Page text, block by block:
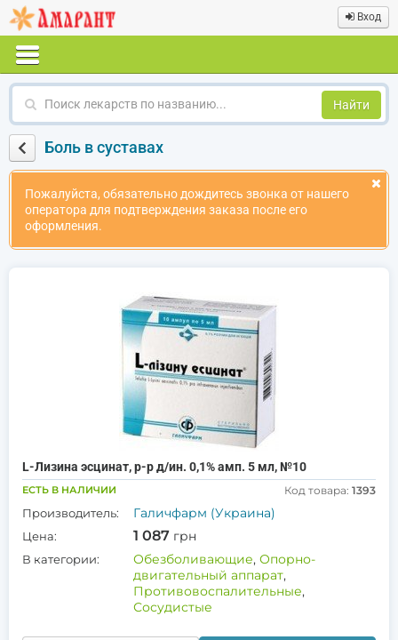
Вход
Поиск
по
названиюБоль в суставах
Пожалуйста, обязательно дождитесь звонка от нашего
оператора для подтверждения заказа после его
оформления.
L-Лизина эсцинат, р-р д/ин. 0,1% амп. 5 мл, №10
ЕСТЬ В НАЛИЧИИ Код товара: 1393
Производитель: Галичфарм (Украина)
Цена: 1 087 грн
В категории: Обезболивающие, Опорно-
двигательный аппарат,
Противовоспалительные,
Сосудистые